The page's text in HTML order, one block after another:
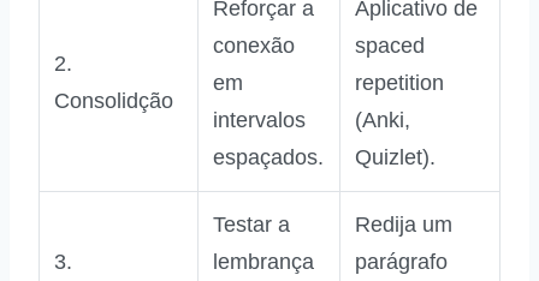
2.
Consolidção
Reforçar a
conexão
em
intervalos
espaçados.
Aplicativo de
spaced
repetition
(Anki,
Quizlet).
3.
Testar a
lembrança
Redija um
parágrafo